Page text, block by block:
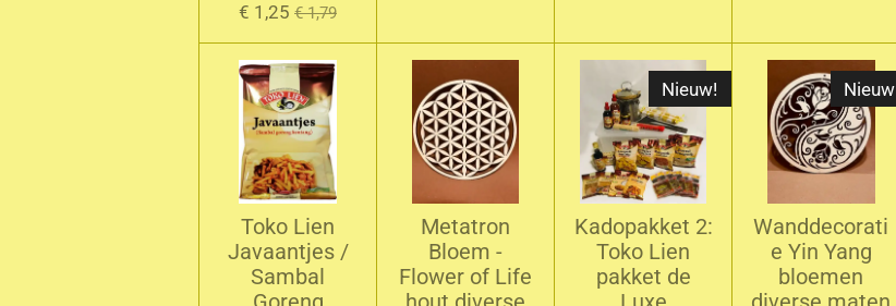
€ 1,25 € 1,79
Toko Lien
Javaantjes /
Sambal
Metatron
Bloem -
Flower of Life
Nieuw!
Kadopakket 2:
Toko Lien
pakket de
Nieuw
Wanddecorati
e Yin Yang
bloemen